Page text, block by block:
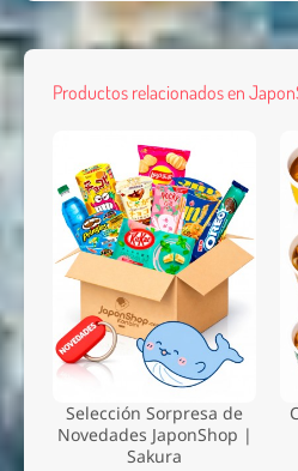
Productos relacionados en
Selección Sorpresa de
Novedades JaponShop |
Sakura